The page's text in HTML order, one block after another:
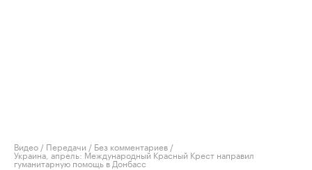
Видео / Передачи / Без комментариев /
Украина, апрель: Международный Красный Крест направил
гуманитарную помощь в Донбасс